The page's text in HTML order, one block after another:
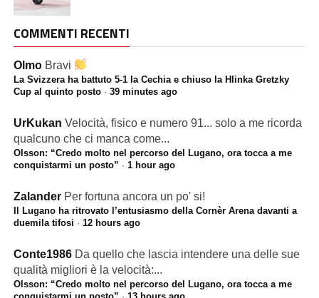
COMMENTI RECENTI
Olmo Bravi
La Svizzera ha battuto 5-1 la Cechia e chiuso la Hlinka Gretzky
Cup al quinto posto· 39 minutes ago
UrKukan Velocità, fisico e numero 91... solo a me ricorda
qualcuno che ci manca come...
Olsson: “Credo molto nel percorso del Lugano, ora tocca a me
conquistarmi un posto” · 1 hour ago
Zalander Per fortuna ancora un po' si!
Il Lugano ha ritrovato l’entusiasmo della Cornèr Arena davanti a
duemila tifosi · 12 hours ago
Conte1986 Da quello che lascia intendere una delle sue
qualità migliori è la velocità:...
Olsson: “Credo molto nel percorso del Lugano, ora tocca a me